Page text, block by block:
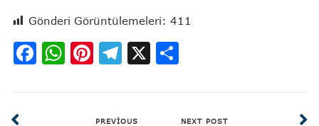
Gönderi Görüntülemeleri: 411
Facebook
WhatsApp
Pinterest
Telegram
X
PREVIOUS NEXT POST